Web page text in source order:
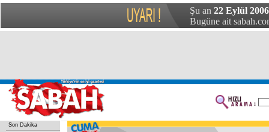
Şu an 22 Eylül
Bugüne ait
Son Dakika